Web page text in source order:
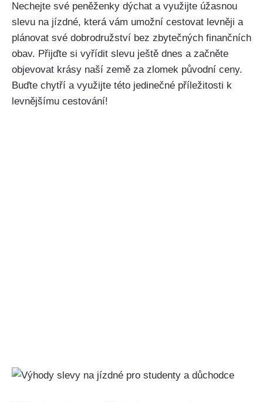
Nechejte své peněženky dýchat a využijte úžasnou⁣
slevu ‌na jízdné,​ která vám umožní⁤ cestovat​ levněji a
plánovat své ⁣dobrodružství ⁤bez zbytečných finančních
obav.‍ Přijďte si vyřídit slevu ještě dnes a začněte
objevovat krásy naší ⁤země za​ zlomek⁣ původní ceny.
Buďte chytří a využijte této jedinečné příležitosti k
levnějšímu‌ cestování!